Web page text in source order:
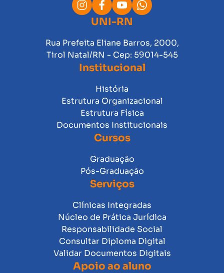
UNI-RN
Rua Prefeita Eliane Barros, 2000,
Tirol Natal/RN - Cep: 59014-545
Institucional
História
Estrutura Organizacional
Estrutura Física
Documentos Institucionais
Cursos
Graduação
Pós-Graduação
Serviços
Clínicas Integradas
Núcleo de Prática Jurídica
Responsabilidade Social
Consultar Diploma Digital
Validar Documentos Digitais
Apoio ao aluno